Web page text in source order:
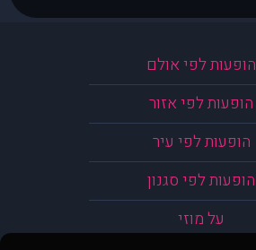
הופעות לפי אולם
הופעות לפי אזור
הופעות לפי עיר
הופעות לפי סגנון
על מוזי